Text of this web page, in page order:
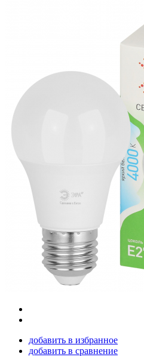
добавить в избранное
добавить в сравнение